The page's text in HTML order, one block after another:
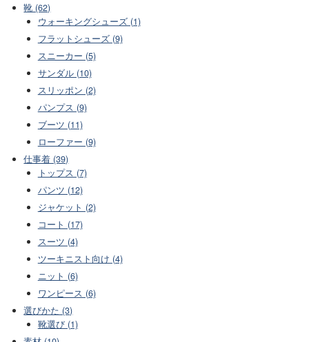
靴 (62)
ウォーキングシューズ (1)
フラットシューズ (9)
スニーカー (5)
サンダル (10)
スリッポン (2)
パンプス (9)
ブーツ (11)
ローファー (9)
仕事着 (39)
トップス (7)
パンツ (12)
ジャケット (2)
コート (17)
スーツ (4)
ツーキニスト向け (4)
ニット (6)
ワンピース (6)
選びかた (3)
靴選び (1)